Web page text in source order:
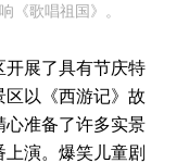
《歌唱祖国》。
展了具有节庆特
以《西游记》故
心准备了许多实景
演。爆笑儿童剧